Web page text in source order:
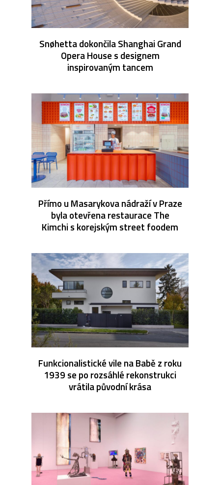
Snøhetta dokončila Shanghai Grand
Opera House s designem
inspirovaným tancem
Přímo u Masarykova nádraží v Praze
byla otevřena restaurace The
Kimchi s korejským street foodem
Funkcionalistické vile na Babě z roku
1939 se po rozsáhlé rekonstrukci
vrátila původní krása